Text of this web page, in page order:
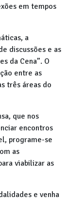
em tempos
a
discussões e as
da Cena”. O
entre as
três áreas do
que nos
encontros
programe-se
as
viabilizar as
e venha